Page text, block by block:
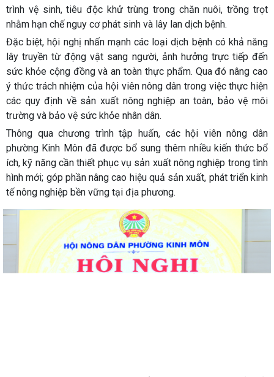
trình vệ sinh, tiêu độc khử trùng trong chăn nuôi, trồng trọt
nhằm hạn chế nguy cơ phát sinh và lây lan dịch bệnh.
Đặc biệt, hội nghị nhấn mạnh các loại dịch bệnh có khả năng
lây truyền từ động vật sang người, ảnh hưởng trực tiếp đến
sức khỏe cộng đồng và an toàn thực phẩm. Qua đó nâng cao
ý thức trách nhiệm của hội viên nông dân trong việc thực hiện
các quy định về sản xuất nông nghiệp an toàn, bảo vệ môi
trường và bảo vệ sức khỏe nhân dân.
Thông qua chương trình tập huấn, các hội viên nông dân
phường Kinh Môn đã được bổ sung thêm nhiều kiến thức bổ
ích, kỹ năng cần thiết phục vụ sản xuất nông nghiệp trong tình
hình mới; góp phần nâng cao hiệu quả sản xuất, phát triển kinh
tế nông nghiệp bền vững tại địa phương.